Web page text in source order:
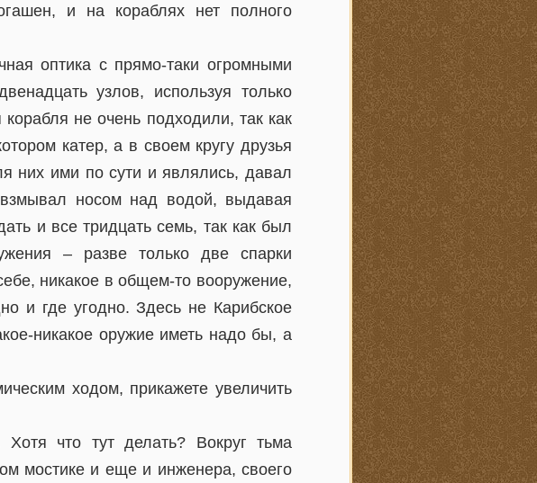
и на кораблях нет полного
оптика с прямо-таки огромными
узлов, используя только
не очень подходили, так как
катер, а в своем кругу друзья
них ими по сути и являлись, давал
носом над водой, выдавая
и все тридцать семь, так как был
– разве только две спарки
никакое в общем-то вооружение,
и где угодно. Здесь не Карибское
никакое оружие иметь надо бы, а
ходом, прикажете увеличить
что тут делать? Вокруг тьма
мостике и еще и инженера, своего